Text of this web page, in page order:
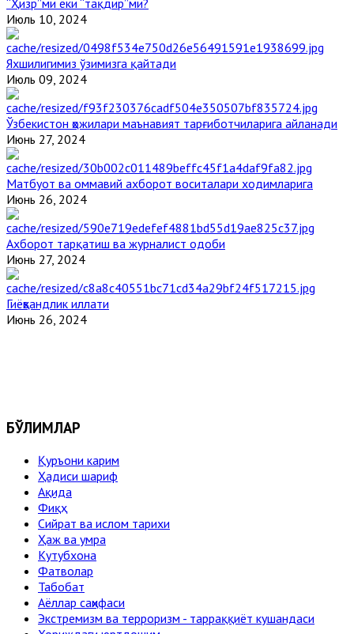
“Ҳизр”ми ёки “тақдир”ми?
Июль 10, 2024
Яхшилигимиз ўзимизга қайтади
Июль 09, 2024
Ўзбекистон ҳожилари маънавият тарғиботчиларига айланади
Июнь 27, 2024
Матбуот ва оммавий ахборот воситалари ходимларига
Июнь 26, 2024
Ахборот тарқатиш ва журналист одоби
Июнь 27, 2024
Гиёҳвандлик иллати
Июнь 26, 2024
БЎЛИМЛАР
Қуръони карим
Ҳадиси шариф
Ақида
Фиқҳ
Сийрат ва ислом тарихи
Ҳаж ва умра
Кутубхона
Фатволар
Табобат
Аёллар саҳифаси
Экстремизм ва терроризм - тарраққиёт кушандаси